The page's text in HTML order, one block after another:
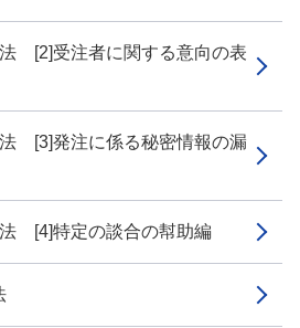
[2]受注者に関する意向の表
[3]発注に係る秘密情報の漏
[4]特定の談合の幇助編